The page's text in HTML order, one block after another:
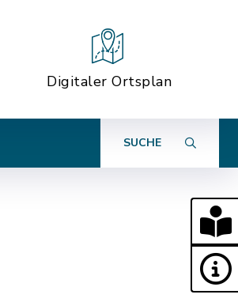
Digitaler Ortsplan
SUCHE